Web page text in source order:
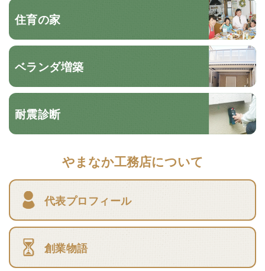
住育の家
ベランダ増築
耐震診断
やまなか工務店について
代表プロフィール
創業物語